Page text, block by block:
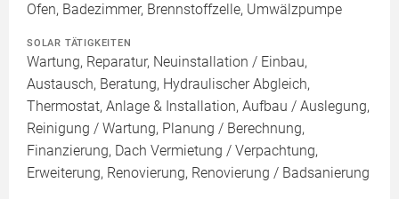
Ofen, Badezimmer, Brennstoffzelle, Umwälzpumpe
SOLAR TÄTIGKEITEN
Wartung, Reparatur, Neuinstallation / Einbau,
Austausch, Beratung, Hydraulischer Abgleich,
Thermostat, Anlage & Installation, Aufbau / Auslegung,
Reinigung / Wartung, Planung / Berechnung,
Finanzierung, Dach Vermietung / Verpachtung,
Erweiterung, Renovierung, Renovierung / Badsanierung